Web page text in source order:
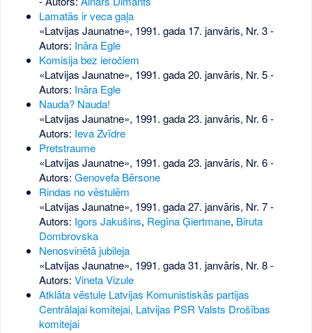
Lamatās ir veca gaļa
«Latvijas Jaunatne», 1991. gada 17. janvāris, Nr. 3-
Autors: Ināra Egle
Komisija bez ieročiem
«Latvijas Jaunatne», 1991. gada 20. janvāris, Nr. 5-
Autors: Ināra Egle
Nauda? Nauda!
«Latvijas Jaunatne», 1991. gada 23. janvāris, Nr. 6-
Autors: Ieva Zvīdre
Pretstraume
«Latvijas Jaunatne», 1991. gada 23. janvāris, Nr. 6-
Autors: Genovefa Bērsone
Rindas no vēstulēm
«Latvijas Jaunatne», 1991. gada 27. janvāris, Nr. 7-
Autors: Igors Jakušins, Regīna Ģiertmane, Biruta
Dombrovska
Nenosvinētā jubileja
«Latvijas Jaunatne», 1991. gada 31. janvāris, Nr. 8-
Autors: Vineta Vizule
Atklāta vēstule Latvijas Komunistiskās partijas
Centrālajai komitejai, Latvijas PSR Valsts Drošības
komitejai